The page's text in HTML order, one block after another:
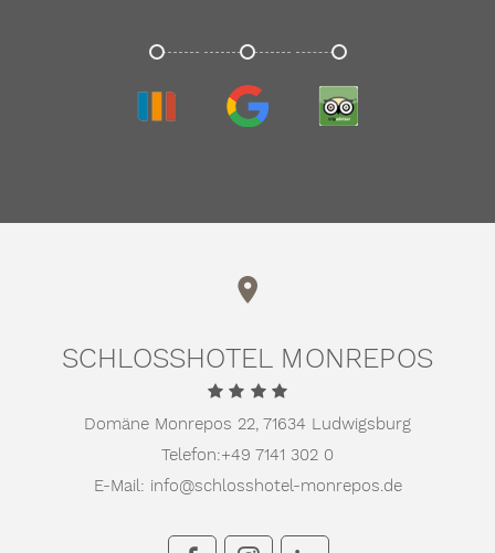
SCHLOSSHOTEL MONREPOS
Domäne Monrepos 22, 71634 Ludwigsburg
Telefon:+49 7141 302 0
E-Mail: info@schlosshotel-monrepos.de